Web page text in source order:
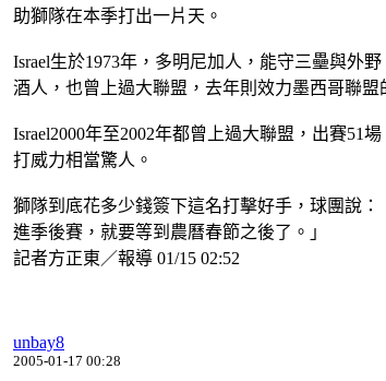
助獅隊在本季打出一片天。
Israel生於1973年，多明尼加人，能守三壘與外
酒人，也曾上過大聯盟，去年則效力墨西哥聯
Israel2000年至2002年都曾上過大聯盟，出賽51
打威力相當驚人。
獅隊到底花多少錢簽下這名打擊好手，球團說
進季後賽，就要等到農曆春節之後了。」
記者方正東／報導 01/15 02:52
unbay8
2005-01-17 00:28